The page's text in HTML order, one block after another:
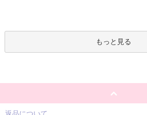
もっと見る
返品について